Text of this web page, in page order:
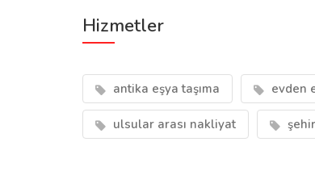
Hizmetler
antika eşya taşıma evden
ulsular arası nakliyat